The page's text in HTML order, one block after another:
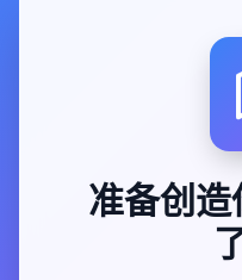
准备创